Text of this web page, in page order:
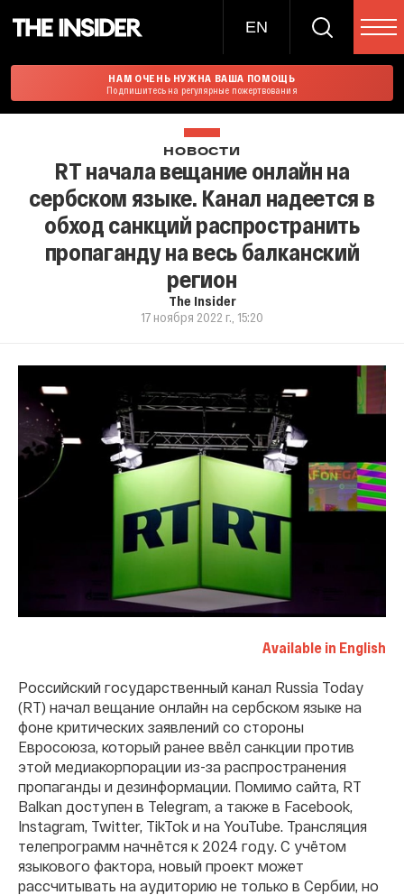
EN
НАМ ОЧЕНЬ НУЖНА ВАША ПОМОЩЬ
Подпишитесь на регулярные пожертвования
НОВОСТИ
RT начала вещание онлайн на
сербском языке. Канал надеется в
обход санкций распространить
пропаганду на весь балканский
регион
The Insider
17 ноября 2022 г., 15:20
Available in English
Российский государственный канал Russia Today
(RT) начал вещание онлайн на сербском языке на
фоне критических заявлений со стороны
Евросоюза, который ранее ввёл санкции против
этой медиакорпорации из-за распространения
пропаганды и дезинформации. Помимо сайта, RT
Balkan доступен в Telegram, а также в Facebook,
Instagram, Twitter, TikTok и на YouTube. Трансляция
телепрограмм начнётся к 2024 году. С учётом
языкового фактора, новый проект может
рассчитывать на аудиторию не только в Сербии, но